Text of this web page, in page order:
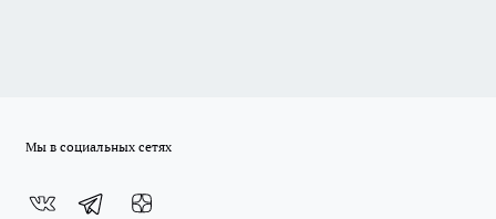
Мы в социальных сетях